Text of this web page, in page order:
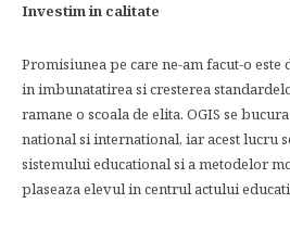
Investim in calitate
Promisiunea pe care ne-am facut-o
in imbunatatirea si cresterea
ramane o scoala de elita. OGIS se
national si international, iar acest lucru
sistemului educational si a metodelor
plaseaza elevul in centrul actului